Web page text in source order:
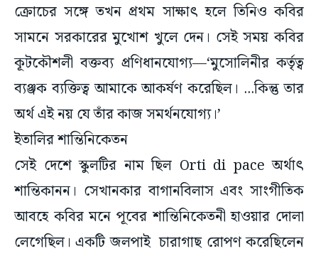
ক্রোচের সঙ্গে তখন প্রথম সাক্ষাৎ হলে তিনিও কবির
সামনে সরকারের মুখোশ খুলে দেন। সেই সময় কবির
কূটকৌশলী বক্তব্য প্রণিধানযোগ্য—‘মুসোলিনীর কর্তৃত্ব
ব্যঞ্জক ব্যক্তিত্ব আমাকে আকর্ষণ করেছিল। ...কিন্তু তার
অর্থ এই নয় যে তাঁর কাজ সমর্থনযোগ্য।’
ইতালির শান্তিনিকেতন
সেই দেশে স্কুলটির নাম ছিল Orti di pace অর্থাৎ
শান্তিকানন। সেখানকার বাগানবিলাস এবং সাংগীতিক
আবহে কবির মনে পূবের শান্তিনিকেতনী হাওয়ার দোলা
লেগেছিল। একটি জলপাই চারাগাছ রোপণ করেছিলেন